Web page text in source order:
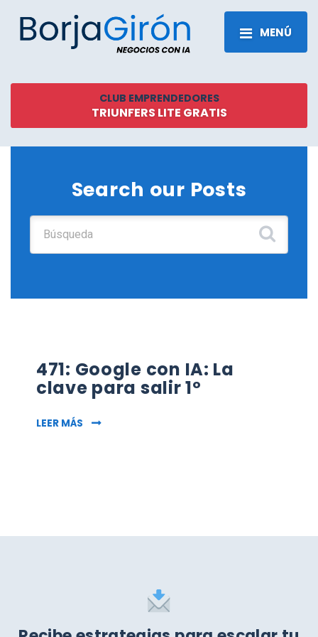
MENÚ
CLUB EMPRENDEDORES
TRIUNFERS LITE GRATIS
Search our Posts
471: Google con IA: La
clave para salir 1º
LEER MÁS 471: GOOGLE CON IA: LA CLAVE PARA SALIR 1º